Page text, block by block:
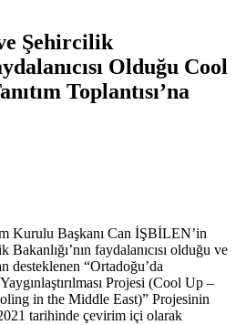
Şehircilik
Olduğu Cool
Toplantısı’na
Kurulu Başkanı Can İŞBİLEN’in
Bakanlığı’nın faydalanıcısı olduğu ve
desteklenen “Ortadoğu’da
Projesi (Cool Up –
in the Middle East)” Projesinin
tarihinde çevirim içi olarak